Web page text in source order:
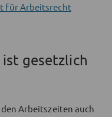
für Arbeitsrecht
ist gesetzlich
Arbeitszeiten auch